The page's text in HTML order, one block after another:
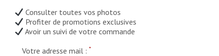
Consulter toutes vos photos
Profiter de promotions exclusives
Avoir un suivi de votre commande
Votre adresse mail : *